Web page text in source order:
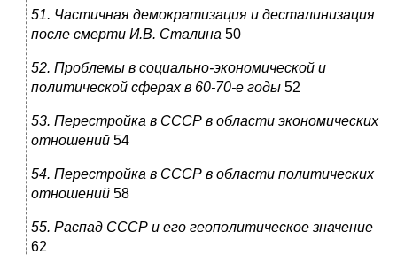
51. Частичная демократизация и десталинизация
после смерти И.В. Сталина 50
52. Проблемы в социально-экономической и
политической сферах в 60-70-е годы 52
53. Перестройка в СССР в области экономических
отношений 54
54. Перестройка в СССР в области политических
отношений 58
55. Распад СССР и его геополитическое значение
62